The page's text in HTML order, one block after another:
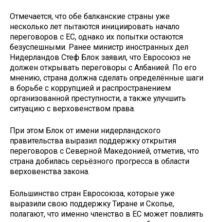
Отмечается, что обе балканские страны уже
несколько лет пытаются инициировать начало
переговоров с ЕС, однако их попытки остаются
безуспешными. Ранее министр иностранных дел
Нидерландов Стеф Блок заявил, что Евросоюз не
должен открывать переговоры с Албанией. По его
мнению, страна должна сделать определённые шаги
в борьбе с коррупцией и распространением
организованной преступности, а также улучшить
ситуацию с верховенством права.
При этом Блок от имени нидерландского
правительства выразил поддержку открытия
переговоров с Северной Македонией, отметив, что
страна добилась серьёзного прогресса в области
верховенства закона.
Большинство стран Евросоюза, которые уже
выразили свою поддержку Тиране и Скопье,
полагают, что именно членство в ЕС может повлиять